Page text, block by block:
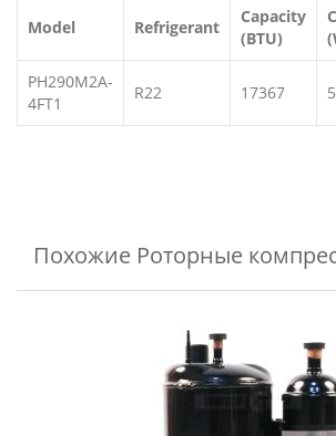
Model Refrigerant
Capacity
(BTU)
PH290M2A-
4FT1
R22 17367
Похожие Роторные